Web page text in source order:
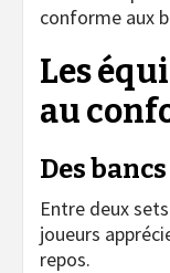
conforme aux
Les
au
Des
Entre deux
joueurs
repos.